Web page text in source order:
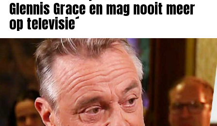
Glennis Grace en mag nooit meer
op televisie´